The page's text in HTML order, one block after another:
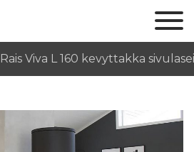
Rais Viva L 160 kevyttakka